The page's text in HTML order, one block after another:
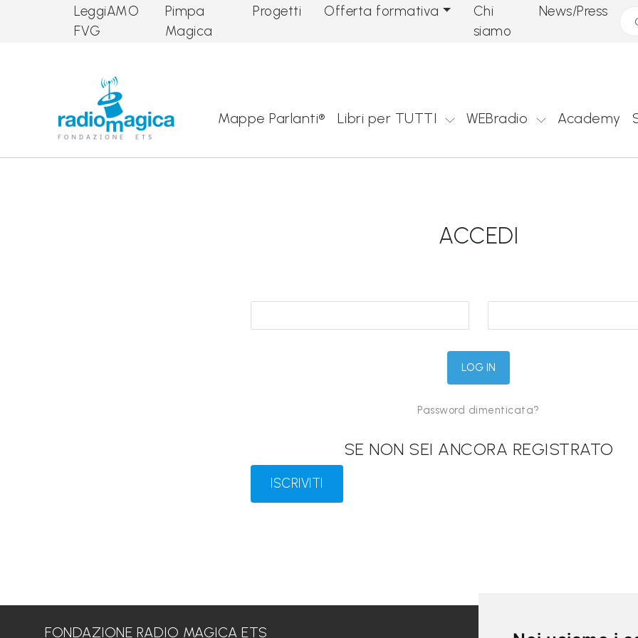
LeggiAMO
FVG
Pimpa
Magica
Progetti Offerta formativa
Chi
siamo
News/Press
Mappe Parlanti® Libri per TUTTI WEBradio Academy
ACCEDI
Password dimenticata?
SE NON SEI ANCORA REGISTRATO
ISCRIVITI
FONDAZIONE RADIO MAGICA ETS LINK UTILI